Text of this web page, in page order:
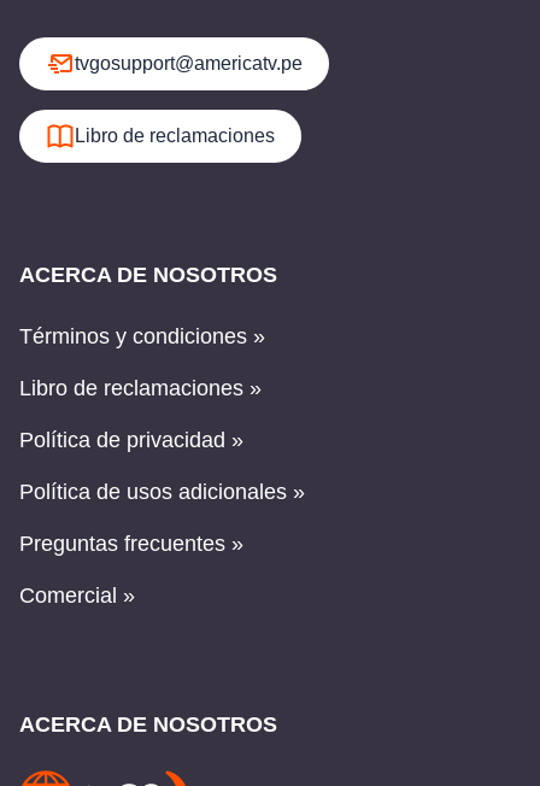
tvgosupport@americatv.pe
Libro de reclamaciones
ACERCA DE NOSOTROS
Términos y condiciones »
Libro de reclamaciones »
Política de privacidad »
Política de usos adicionales »
Preguntas frecuentes »
Comercial »
ACERCA DE NOSOTROS